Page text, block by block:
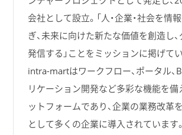
会社として設立。「人・企業・社会を情
ぎ、未来に向けた新たな価値を創造し
発信する」ことをミッションに掲げてい
intra-martはワークフロー、ポータル、
リケーション開発など多彩な機能を備
ットフォームであり、企業の業務改革
として多くの企業に導入されています。